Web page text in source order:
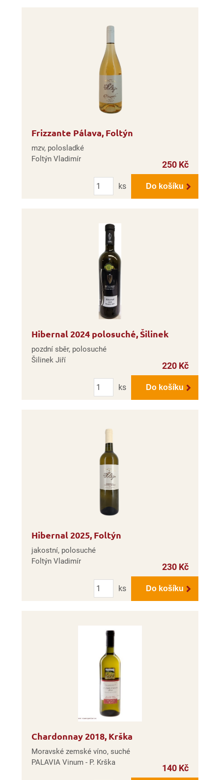
Frizzante Pálava, Foltýn
mzv, polosladké
Foltýn Vladimír
250 Kč
Počet
ks
Do košíku
Hibernal 2024 polosuché, Šilinek
pozdní sběr, polosuché
Šilinek Jiří
220 Kč
Počet
ks
Do košíku
Hibernal 2025, Foltýn
jakostní, polosuché
Foltýn Vladimír
230 Kč
Počet
ks
Do košíku
Chardonnay 2018, Krška
Moravské zemské víno, suché
PALAVIA Vinum - P. Krška
140 Kč